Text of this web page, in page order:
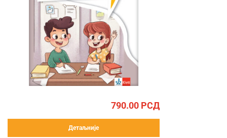
790.00 РСД
Детаљније